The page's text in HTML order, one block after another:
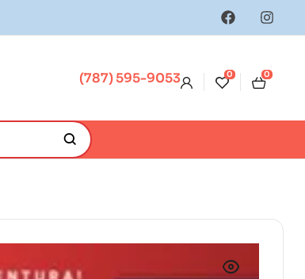
(787) 595-9053 0 0